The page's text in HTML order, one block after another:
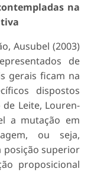
na
Ausubel (2003)
de
gerais ficam na
dispostos
Leite, Louren-
a mutação em
ou seja,
posição superior
proposicional